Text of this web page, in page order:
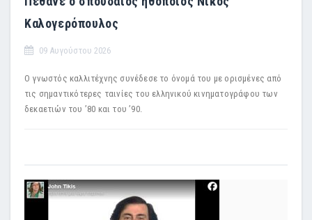
Καλογερόπουλος
09 Αυγούστου 2026
Ο γνωστός καλλιτέχνης συνέδεσε το όνομά του με ορισμένες από
τις σημαντικότερες ταινίες του ελληνικού κινηματογράφου των
δεκαετιών του ’80 και του ’90.